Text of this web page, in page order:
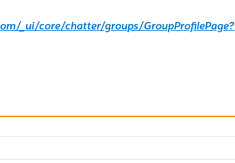
_ui/core/chatter/groups/GroupProfilePage?